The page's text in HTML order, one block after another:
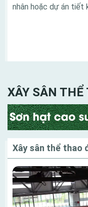
nhân hoặc dự án tiết
XÂY SÂN THỂ
Xây sân thể thao